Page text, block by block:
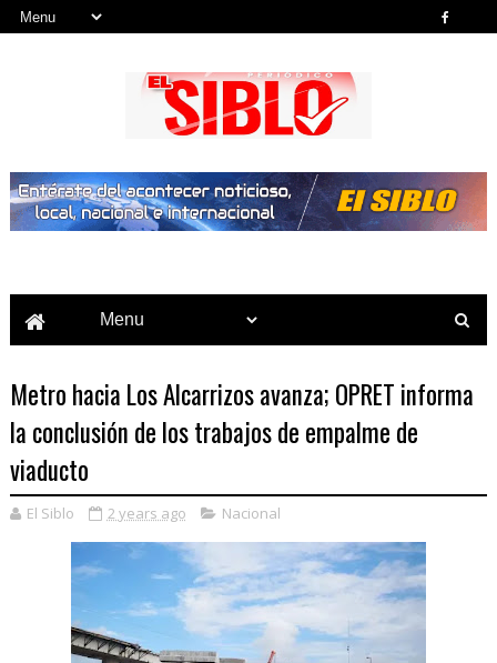
Metro hacia Los Alcarrizos avanza; OPRET informa
la conclusión de los trabajos de empalme de
viaducto
El Siblo 2 years ago Nacional